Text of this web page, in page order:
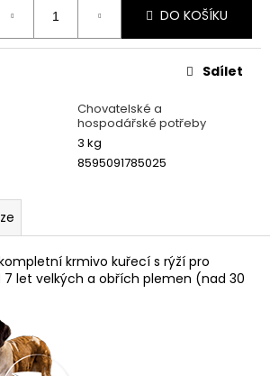
DO KOŠÍKU
Chovatelské a
hospodářské potřeby
3 kg
8595091785025
Sdílet
krmivo kuřecí s rýží pro
7 let velkých a obřích plemen (nad 30